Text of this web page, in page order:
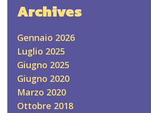
Archives
Gennaio 2026
Luglio 2025
Giugno 2025
Giugno 2020
Marzo 2020
Ottobre 2018